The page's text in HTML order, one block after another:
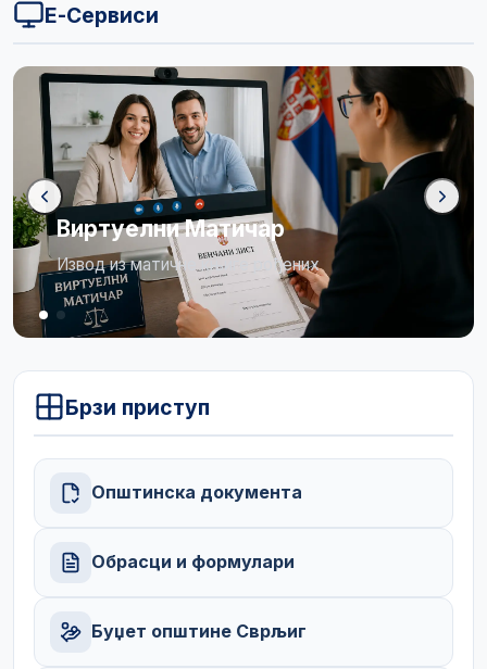
Е-Сервиси
Бирачки списак
Огласна табла
Брзи приступ
Општинска документа
Обрасци и формулари
Буџет општине Сврљиг